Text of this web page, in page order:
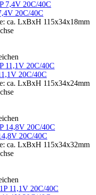
20C/40C
ca. LxBxH 115x34x18mm
20C/40C
ca. LxBxH 115x34x24mm
20C/40C
ca. LxBxH 115x34x32mm